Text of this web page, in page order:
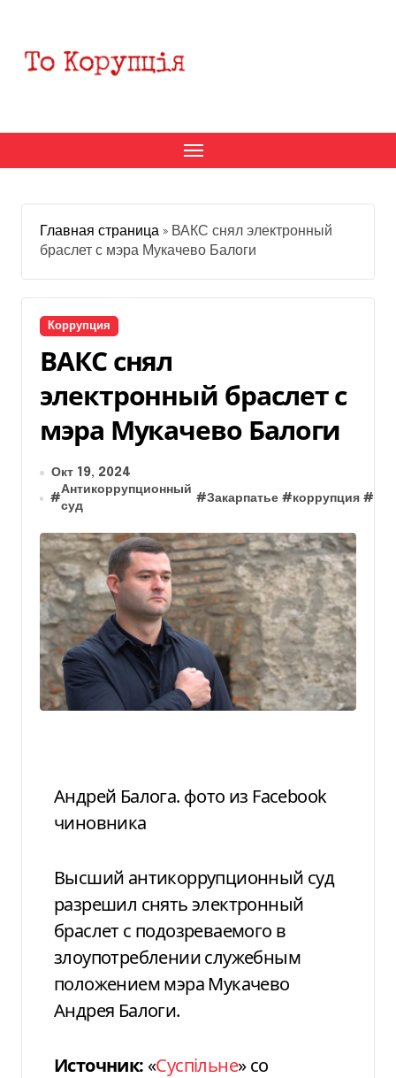
содержанию
Главная страница » ВАКС снял электронный
браслет с мэра Мукачево Балоги
Коррупция
ВАКС снял
электронный браслет с
мэра Мукачево Балоги
Окт 19, 2024
#
Антикоррупционный
суд
#Закарпатье #коррупция #
Андрей Балога. фото из Facebook
чиновника
Высший антикоррупционный суд
разрешил снять электронный
браслет с подозреваемого в
злоупотреблении служебным
положением мэра Мукачево
Андрея Балоги.
Источник:«Суспільне» со